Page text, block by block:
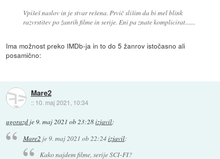
Vpišeš naslov in je stvar rešena. Prvič slišim da bi mel blink
razvrstitev po žanrih filme in serije. Eni pa znate komplicirat.......
Ima možnost preko IMDb-ja in to do 5 žanrov istočasno ali
posamično:
Mare2
:: 10. maj 2021, 10:34
ugorazd je9. maj 2021 ob 23:28izjavil:
Mare2je9. maj 2021 ob 22:24izjavil:
Kako najdem filme, serije SCI-FI?